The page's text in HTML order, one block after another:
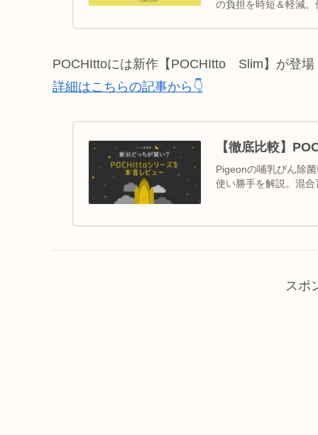
の負担を時短＆軽減
POCHIttoには新作【POCHItto Slim】が登場
詳細はこちらの記事から👇️
【徹底比較】
Pigeonの哺乳びん除
使い勝手を解説。混
スポ